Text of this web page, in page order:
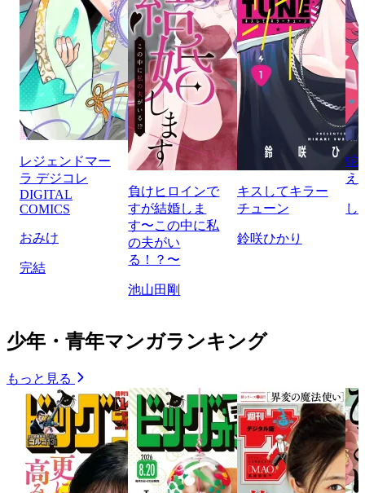
レジェンドマー
ラ デジコレ
DIGITAL
COMICS
おみけ
完結
負けヒロインで
すが結婚しま
す〜この中に私
の夫がい
る！？〜
池山田剛
キスしてキラー
チューン
鈴咲ひかり
蛇
え
し
少年・青年マンガランキング
もっと見る